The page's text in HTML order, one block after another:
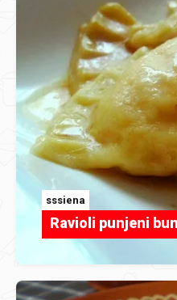
sssiena
Ravioli punjeni